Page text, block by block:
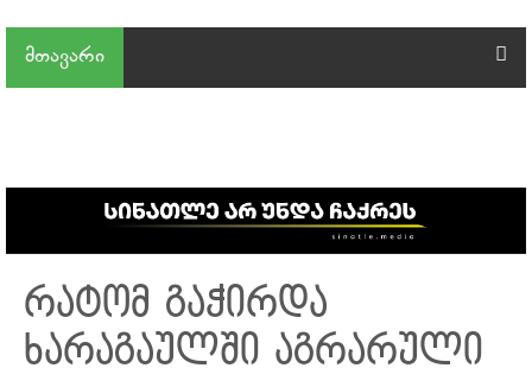
მთავარი
რატომ გაჭირდა
ხარაგაულში აგრარული